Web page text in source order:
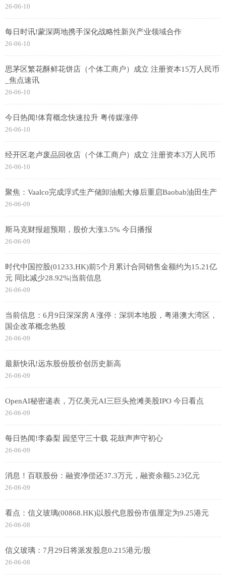
26-06-10
每日时讯!蒙深两地携手深化战略性新兴产业领域合作
26-06-10
思茅区繁花酥鲜花饼店（个体工商户）成立 注册资本15万人民币
_焦点速讯
26-06-10
今日热闻!体育概念快速拉升 粤传媒涨停
26-06-10
经开区老卢废品回收店（个体工商户）成立 注册资本3万人民币
26-06-10
聚焦：Vaalco完成浮式生产储卸油船大修后重启Baobab油田生产
26-06-09
斯马克财报超预期，股价大涨3.5% 今日播报
26-06-09
时代中国控股(01233.HK)前5个月累计合同销售金额约为15.21亿
元 同比减少28.92%|当前信息
26-06-09
当前信息：6月9日深深房Ａ涨停：深圳本地股，粤港澳大湾区，
国企改革概念热股
26-06-09
最新快讯!远东股份股价创历史新高
26-06-09
OpenAI秘密递表，万亿美元AI三巨头抢滩美股IPO 今日看点
26-06-09
每日热闻!李淼梨 园坚守三十载 花鼓声声守初心
26-06-09
消息！百联股份：融资净偿还37.3万元，融资余额5.23亿元
26-06-09
看点：信义玻璃(00868.HK)以股代息股份市值厘定为9.25港元
26-06-08
信义玻璃：7月29日将派发股息0.215港元/股
26-06-08